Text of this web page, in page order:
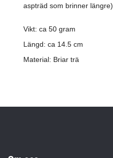
aspträd som brinner längre)
Vikt: ca 50 gram
Längd: ca 14.5 cm
Material: Briar trä